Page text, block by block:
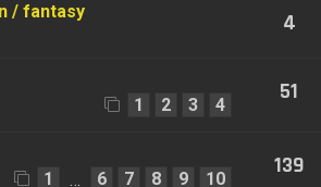
/ fantasy
4
1 2 3 4 51
1 6 7 8 9 10 139